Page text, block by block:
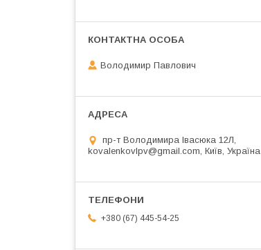
Володимир Павлович
пр-т Володимира Івасюка 12Л,
kovalenkovlpv@gmail.com, Київ, Україна
+380 (67) 445-54-25